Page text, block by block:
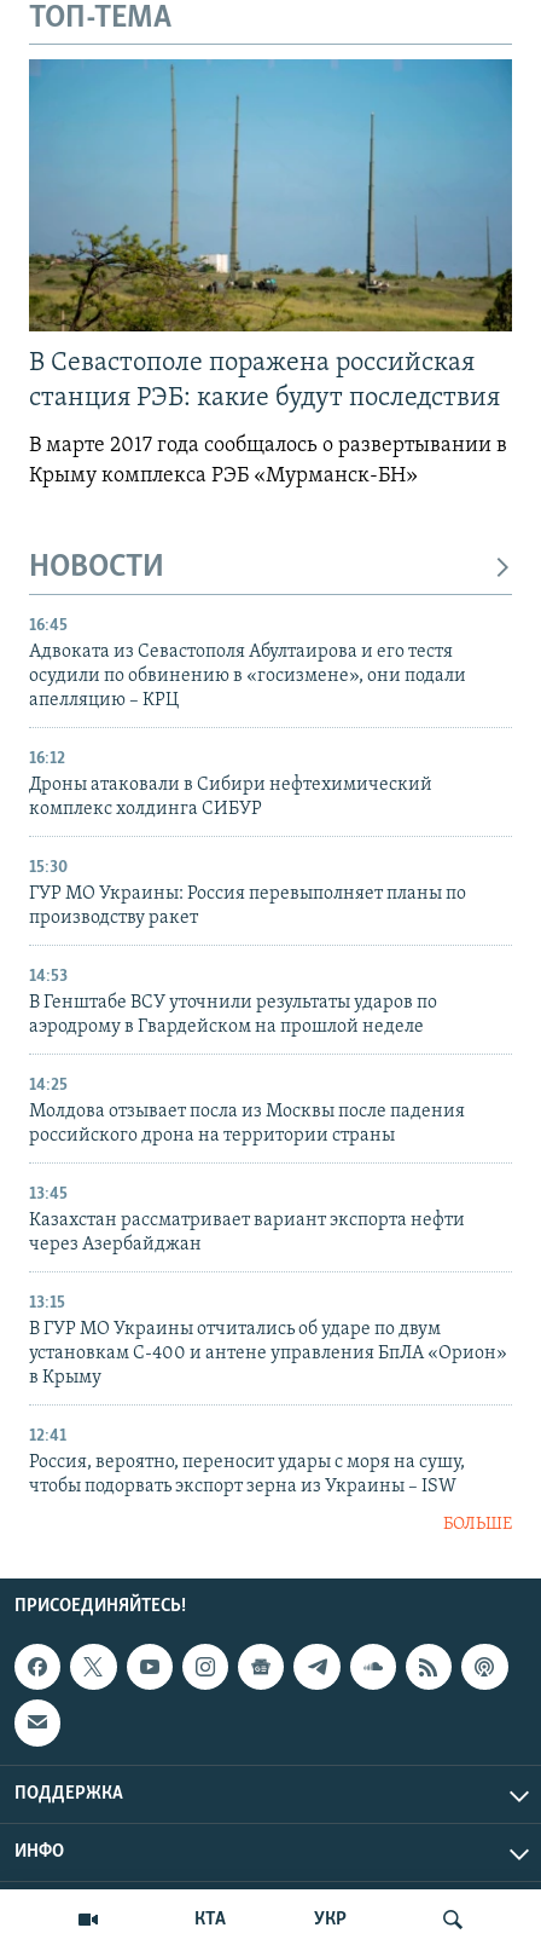
КТА УКР
ТОП-ТЕМА
В Севастополе поражена российская
станция РЭБ: какие будут последствия
В марте 2017 года сообщалось о развертывании в
Крыму комплекса РЭБ «Мурманск-БН»
НОВОСТИ
16:45
Адвоката из Севастополя Абултаирова и его тестя
осудили по обвинению в «госизмене», они подали
апелляцию – КРЦ
16:12
Дроны атаковали в Сибири нефтехимический
комплекс холдинга СИБУР
15:30
ГУР МО Украины: Россия перевыполняет планы по
производству ракет
14:53
В Генштабе ВСУ уточнили результаты ударов по
аэродрому в Гвардейском на прошлой неделе
14:25
Молдова отзывает посла из Москвы после падения
российского дрона на территории страны
13:45
Казахстан рассматривает вариант экспорта нефти
через Азербайджан
13:15
В ГУР МО Украины отчитались об ударе по двум
установкам С-400 и антене управления БпЛА «Орион»
в Крыму
12:41
Россия, вероятно, переносит удары с моря на сушу,
чтобы подорвать экспорт зерна из Украины – ISW
БОЛЬШЕ
ПРИСОЕДИНЯЙТЕСЬ!
ПОДДЕРЖКА
ИНФО
Copyright Крым.Реалии, 2026 | Все права защищены.
UTC+3